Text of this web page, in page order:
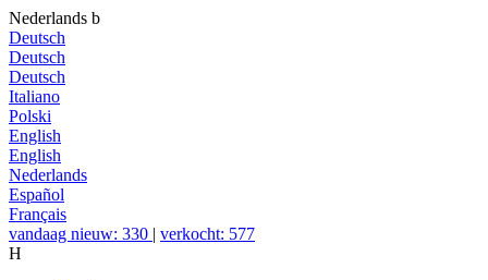
Nederlands b
Deutsch
Deutsch
Deutsch
Italiano
Polski
English
English
Nederlands
Español
Français
vandaag nieuw: 330 | verkocht: 577
H